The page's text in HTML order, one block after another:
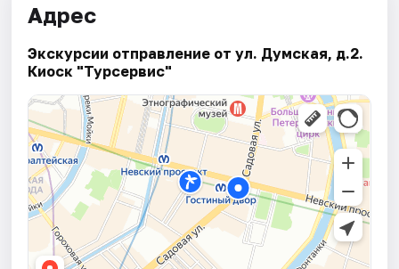
Адрес
Экскурсии отправление от ул. Думская, д.2.
Киоск "Турсервис"